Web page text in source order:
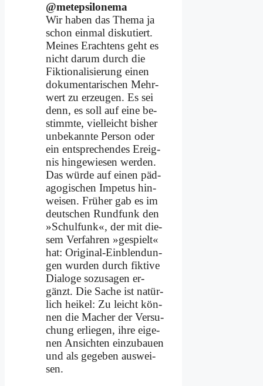
@metepsilonema
Wir ha­ben das The­ma ja
schon ein­mal dis­ku­tiert.
Mei­nes Er­ach­tens geht es
nicht dar­um durch die
Fik­tio­na­li­sie­rung ei­nen
do­ku­men­ta­ri­schen Mehr­
wert zu er­zeu­gen. Es sei
denn, es soll auf ei­ne be­
stimm­te, viel­leicht bis­her
un­be­kann­te Per­son oder
ein ent­spre­chen­des Er­eig­
nis hin­ge­wie­sen wer­den.
Das wür­de auf ei­nen päd­
ago­gi­schen Im­pe­tus hin­
wei­sen. Frü­her gab es im
deut­schen Rund­funk den
»Schul­funk«, der mit die­
sem Ver­fah­ren »ge­spielt«
hat: Ori­gi­nal-Ein­blen­dun­
gen wur­den durch fik­ti­ve
Dia­lo­ge so­zu­sa­gen er­
gänzt. Die Sa­che ist na­tür­
lich hei­kel: Zu leicht kön­
nen die Ma­cher der Ver­su­
chung er­lie­gen, ih­re ei­ge­
nen An­sich­ten ein­zu­bau­en
und als ge­ge­ben aus­wei­
sen.